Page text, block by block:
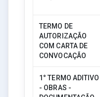
TERMO DE
AUTORIZAÇÃO
COM CARTA DE
CONVOCAÇÃO
1° TERMO ADITIVO
- OBRAS -